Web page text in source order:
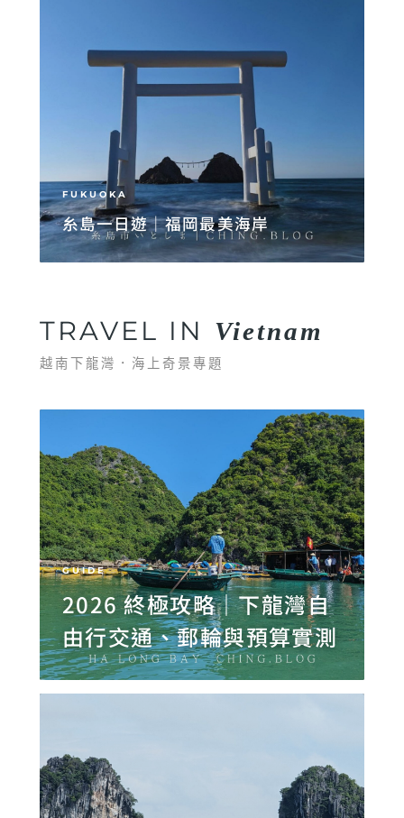
FUKUOKA
糸島一日遊｜福岡最美海岸
TRAVEL IN Vietnam
越南下龍灣．海上奇景專題
GUIDE
2026 終極攻略｜下龍灣自
由行交通、郵輪與預算實測